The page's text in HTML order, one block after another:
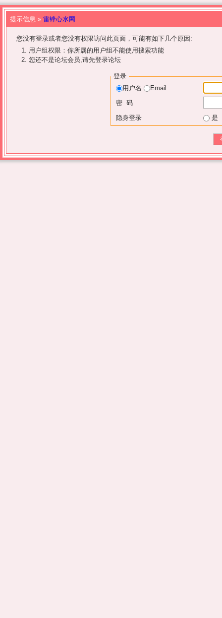
提示信息 » 雷锋心水网
您没有登录或者您没有权限访问此页面，可能有如下几个原因:
用户组权限：你所属的用户组不能使用搜索功能
您还不是论坛会员,请先登录论坛
登录
用户名
Email
密 码
隐身登录